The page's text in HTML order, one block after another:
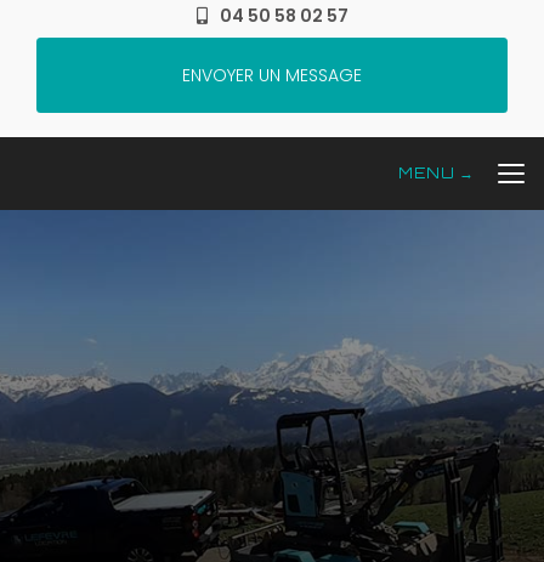
04 50 58 02 57
ENVOYER UN MESSAGE